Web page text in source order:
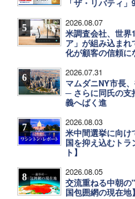
「ザ・リバティ
5 2026.08.07
米調査会社、世界
ア」が組み込ま
化が顧客の信頼に
6 2026.07.31
マムダニNY市長
─ さらに同氏の支
義へばく進
7 2026.08.03
米中間選挙に向け
国を抑え込むト
ト】
8 2026.08.05
交流重ねる中朝
国包囲網の現在地】